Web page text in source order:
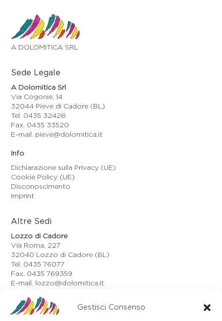
Gestisci Consenso
A DOLOMITICA SRL
Sede Legale
A Dolomitica Srl
Via Cogonie, 14
32044 Pieve di Cadore (BL)
Tel. 0435 32428
Fax. 0435 33520
E-mail. pieve@dolomitica.it
Info
Dichiarazione sulla Privacy (UE)
Cookie Policy (UE)
Disconoscimento
Imprint
Altre Sedi
Lozzo di Cadore
Via Roma, 227
32040 Lozzo di Cadore (BL)
Tel. 0435 76077
Fax. 0435 769359
E-mail. lozzo@dolomitica.it
Auronzo di Cadore
Via Unione, 21/B
32041 Auronzo di Cadore (BL)